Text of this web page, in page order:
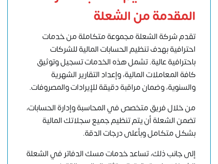
المقدمة من الشعلة
تقدم شركة الشعلة مجموعة متكاملة من خدمات
احترافية بهدف تنظيم الحسابات المالية للشركات
باحترافية عالية. تشمل هذه الخدمات تسجيل وتوثيق
كافة المعاملات المالية، وإعداد التقارير الشهرية
والسنوية، وضمان مراقبة دقيقة للإيرادات والمصروفات.
من خلال فريق متخصص في المحاسبة وإدارة الحسابات،
تضمن الشعلة أن يتم تنظيم جميع سجلاتك المالية
بشكل متكامل وبأعلى درجات الدقة.
إلى جانب ذلك، تساعد خدمات مسك الدفاتر في الشعلة